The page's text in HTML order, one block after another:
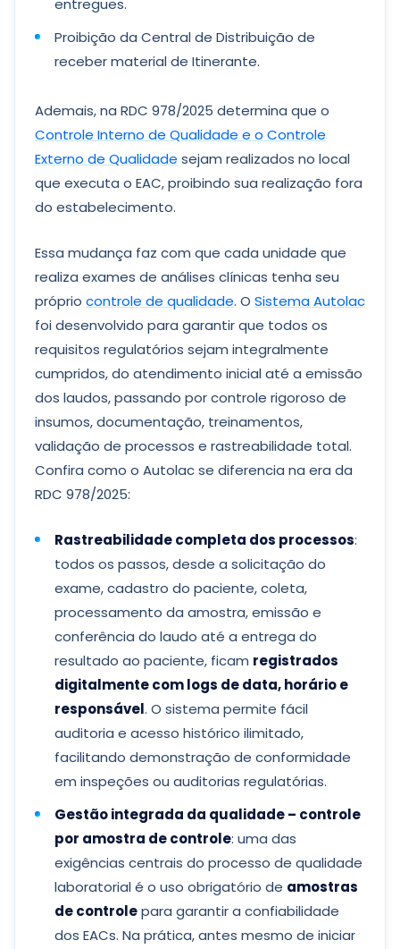
entregues.
Proibição da Central de Distribuição de
receber material de Itinerante.
Ademais, na RDC 978/2025 determina que o
Controle Interno de Qualidade e o Controle
Externo de Qualidade sejam realizados no local
que executa o EAC, proibindo sua realização fora
do estabelecimento.
Essa mudança faz com que cada unidade que
realiza exames de análises clínicas tenha seu
próprio controle de qualidade. O Sistema Autolac
foi desenvolvido para garantir que todos os
requisitos regulatórios sejam integralmente
cumpridos, do atendimento inicial até a emissão
dos laudos, passando por controle rigoroso de
insumos, documentação, treinamentos,
validação de processos e rastreabilidade total.
Confira como o Autolac se diferencia na era da
RDC 978/2025:
Rastreabilidade completa dos processos:
todos os passos, desde a solicitação do
exame, cadastro do paciente, coleta,
processamento da amostra, emissão e
conferência do laudo até a entrega do
resultado ao paciente, ficam registrados
digitalmente com logs de data, horário e
responsável. O sistema permite fácil
auditoria e acesso histórico ilimitado,
facilitando demonstração de conformidade
em inspeções ou auditorias regulatórias.
Gestão integrada da qualidade – controle
por amostra de controle: uma das
exigências centrais do processo de qualidade
laboratorial é o uso obrigatório de amostras
de controlepara garantir a confiabilidade
dos EACs. Na prática, antes mesmo de iniciar